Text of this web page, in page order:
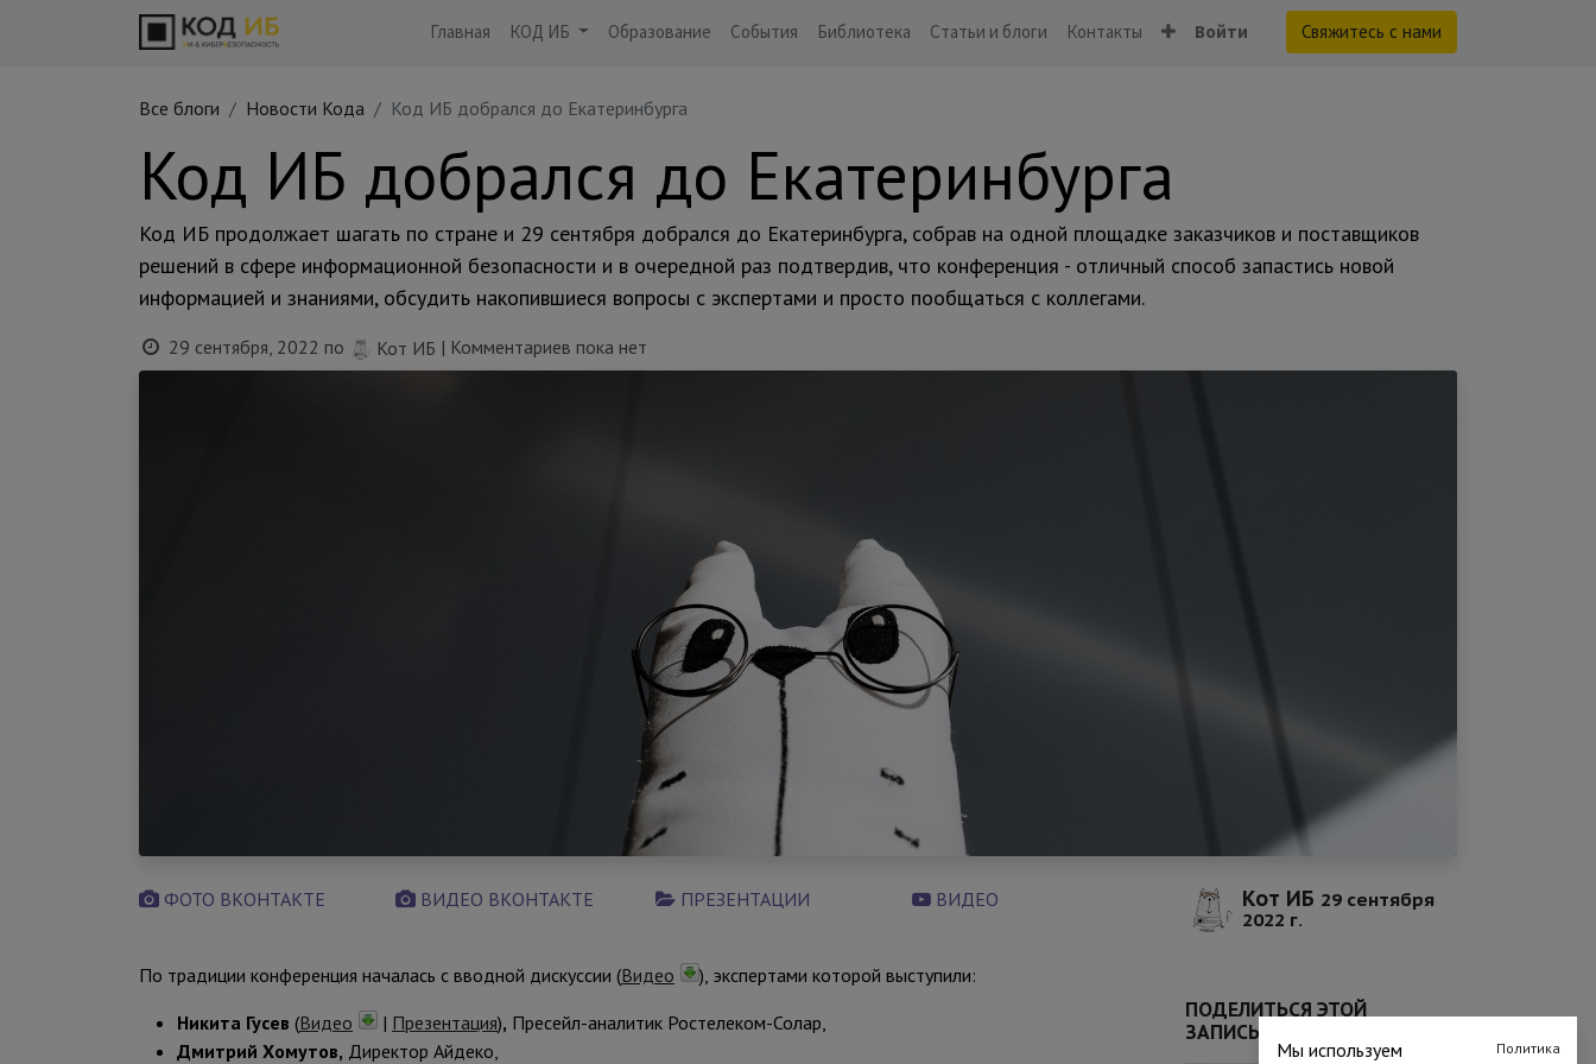
Главная КОД ИБ Образование События Библиотека Статьи и блоги Контакты Войти Свяжитесь с нами
Все блоги Новости Кода Код ИБ добрался до Екатеринбурга
Код ИБ добрался до Екатеринбурга
Код ИБ продолжает шагать по стране и 29 сентября добрался до Екатеринбурга, собрав на одной площадке заказчиков и поставщиков
решений в сфере информационной безопасности и в очередной раз подтвердив, что конференция - отличный способ запастись новой
информацией и знаниями, обсудить накопившиеся вопросы с экспертами и просто пообщаться с коллегами.
29 сентября, 2022 по Кот ИБ | Комментариев пока нет
ФОТО ВКОНТАКТЕ ВИДЕО ВКОНТАКТЕ ПРЕЗЕНТАЦИИ ВИДЕО
По традиции конференция началась с вводной дискуссии (Видео
), экспертами которой выступили:
Никита Гусев (Видео | Презентация), Пресейл-аналитик Ростелеком-Солар,
Дмитрий Хомутов, Директор Айдеко,
Кот ИБ 29 сентября
2022 г.
ПОДЕЛИТЬСЯ ЭТОЙ
ЗАПИСЬЮ
Мы используем
Политика